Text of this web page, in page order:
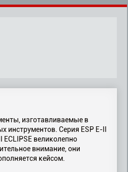
изготавливаемые в
Серия ESP E-II
великолепно
внимание, они
кейсом.